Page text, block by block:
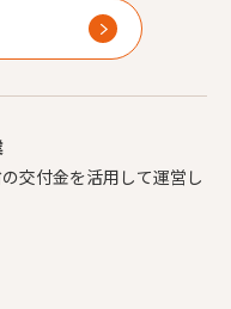
交付金を活用して運営し